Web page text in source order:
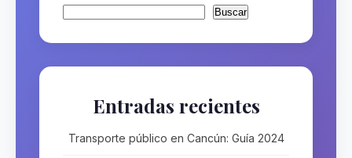
Buscar
Entradas recientes
Transporte público en Cancún: Guía 2024